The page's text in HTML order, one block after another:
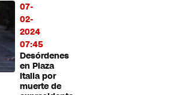
07-
02-
2024
07:45
Desórdenes
en Plaza
Italia por
muerte de